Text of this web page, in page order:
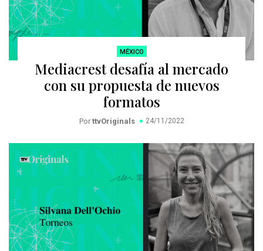
MÉXICO
Mediacrest desafía al mercado
con su propuesta de nuevos
formatos
Por ttvOriginals 24/11/2022